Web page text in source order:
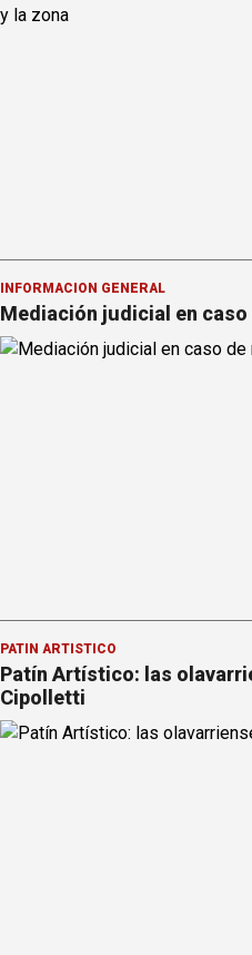
INFORMACION GENERAL
Mediación judicial en
PATÍN ARTÍSTICO
Patín Artístico: las
Cipolletti